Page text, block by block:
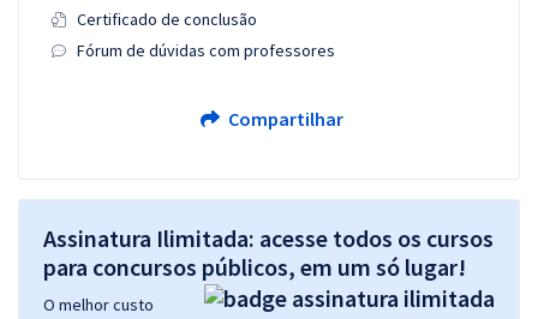
Certificado de conclusão
Fórum de dúvidas com professores
Compartilhar
Assinatura Ilimitada: acesse todos os cursos
para concursos públicos, em um só lugar!
O melhor custo